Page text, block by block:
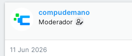
a
r
d
d
e
n
compudemano
Moderador
11 Jun 2026